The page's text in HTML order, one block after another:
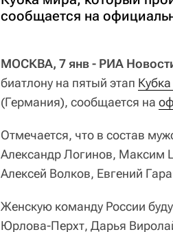
сообщается на
МОСКВА, 7 янв - РИА
биатлону на пятый этап
(Германия), сообщается на
Отмечается, что в состав
Александр Логинов, Максим
Алексей Волков, Евгений
Женскую команду России
Юрлова-Перхт, Дарья